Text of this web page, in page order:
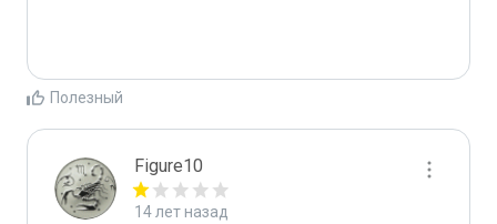
Полезный
Figure10
14 лет назад